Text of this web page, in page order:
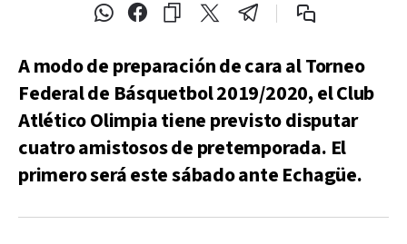
A modo de preparación de cara al Torneo
Federal de Básquetbol 2019/2020, el Club
Atlético Olimpia tiene previsto disputar
cuatro amistosos de pretemporada. El
primero será este sábado ante Echagüe.